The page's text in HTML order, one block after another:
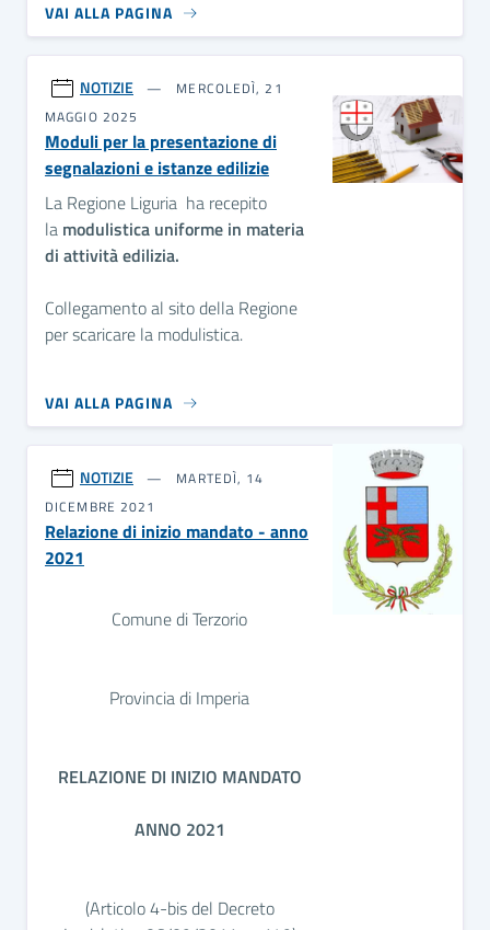
VAI ALLA PAGINA
NOTIZIE
MERCOLEDÌ, 21
MAGGIO 2025
Moduli per la presentazione di
segnalazioni e istanze edilizie
La Regione Liguria ha recepito
la modulistica uniforme in materia
di attività edilizia.
Collegamento al sito della Regione
per scaricare la modulistica.
VAI ALLA PAGINA
NOTIZIE
MARTEDÌ, 14
DICEMBRE 2021
Relazione di inizio mandato - anno
2021
Comune di Terzorio
Provincia di Imperia
RELAZIONE DI INIZIO MANDATO
ANNO 2021
(Articolo 4-bis del Decreto